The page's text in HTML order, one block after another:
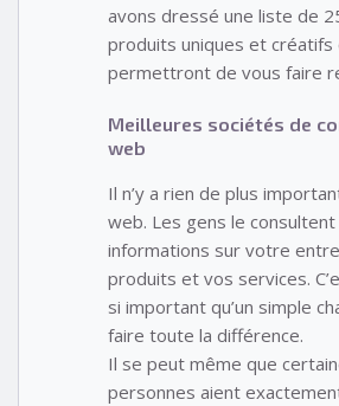
avons dressé une liste de
produits uniques et créatifs
permettront de vous faire
Meilleures sociétés de
web
Il n’y a rien de plus
web. Les gens le
informations sur votre
produits et vos services.
si important qu’un simple
faire toute la différence.
Il se peut même que
personnes aient